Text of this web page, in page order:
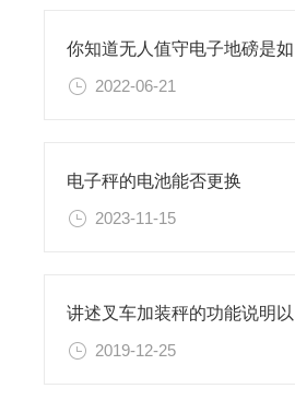
2022-06-21
电子秤的电池能否更换
2023-11-15
2019-12-25